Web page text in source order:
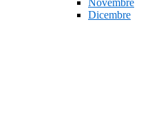
Novembre
Dicembre